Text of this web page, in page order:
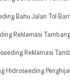
Bahu Jalan Tol
Reklamasi
Reklamasi
Hidroseeding